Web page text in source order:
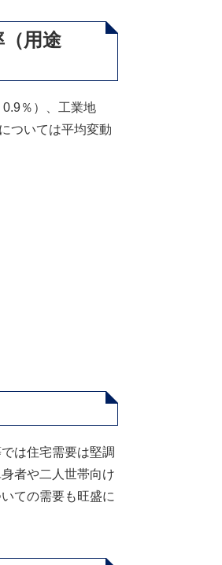
用途
％）、工業地
ついては平均変動
は住宅需要は堅調
者や二人世帯向け
ての需要も旺盛に